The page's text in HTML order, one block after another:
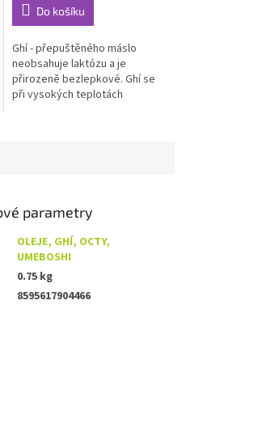
Do košíku
Ghí - přepuštěného máslo
neobsahuje laktózu a je
přirozeně bezlepkové. Ghí se
při vysokých teplotách
parametry
OLEJE, GHÍ, OCTY,
UMEBOSHI
0.75 kg
8595617904466